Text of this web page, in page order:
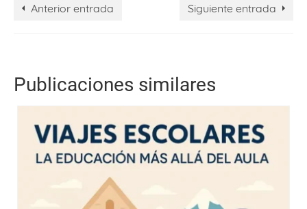
Anterior entrada Siguiente entrada
Publicaciones similares